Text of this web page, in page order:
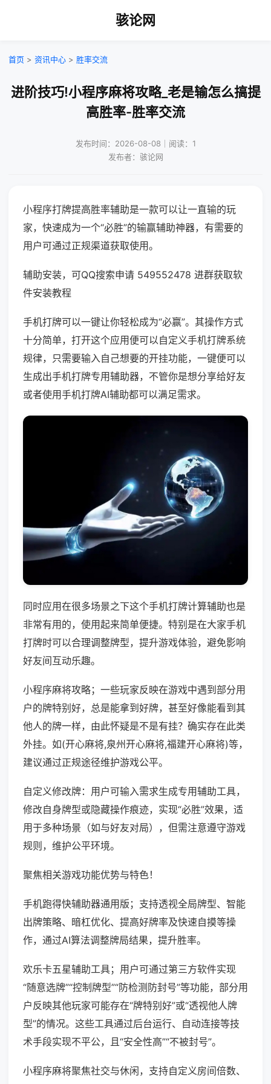
骇论网
首页 > 资讯中心 > 胜率交流
进阶技巧!小程序麻将攻略_老是输怎么搞提
高胜率-胜率交流
发布时间：2026-08-08｜阅读：1
发布者：骇论网
小程序打牌提高胜率辅助是一款可以让一直输的玩
家，快速成为一个“必胜”的输赢辅助神器，有需要的
用户可通过正规渠道获取使用。
辅助安装，可QQ搜索申请 549552478 进群获取软
件安装教程
手机打牌可以一键让你轻松成为“必赢”。其操作方式
十分简单，打开这个应用便可以自定义手机打牌系统
规律，只需要输入自己想要的开挂功能，一键便可以
生成出手机打牌专用辅助器，不管你是想分享给好友
或者使用手机打牌AI辅助都可以满足需求。
同时应用在很多场景之下这个手机打牌计算辅助也是
非常有用的，使用起来简单便捷。特别是在大家手机
打牌时可以合理调整牌型，提升游戏体验，避免影响
好友间互动乐趣。
小程序麻将攻略；一些玩家反映在游戏中遇到部分用
户的牌特别好，总是能拿到好牌，甚至好像能看到其
他人的牌一样，由此怀疑是不是有挂？确实存在此类
外挂。如(开心麻将,泉州开心麻将,福建开心麻将)等，
建议通过正规途径维护游戏公平。
自定义修改牌：用户可输入需求生成专用辅助工具，
修改自身牌型或隐藏操作痕迹，实现“必胜”效果，适
用于多种场景（如与好友对局），但需注意遵守游戏
规则，维护公平环境。
聚焦相关游戏功能优势与特色！
手机跑得快辅助器通用版；支持透视全局牌型、智能
出牌策略、暗杠优化、提高好牌率及快速自摸等操
作，通过AI算法调整牌局结果，提升胜率。
欢乐卡五星辅助工具；用户可通过第三方软件实现
“随意选牌”“控制牌型”“防检测防封号”等功能，部分用
户反映其他玩家可能存在“牌特别好”或“透视他人牌
型”的情况。这些工具通过后台运行、自动连接等技
术手段实现不平公，且“安全性高”“不被封号”。
小程序麻将聚焦社交与休闲，支持自定义房间倍数、